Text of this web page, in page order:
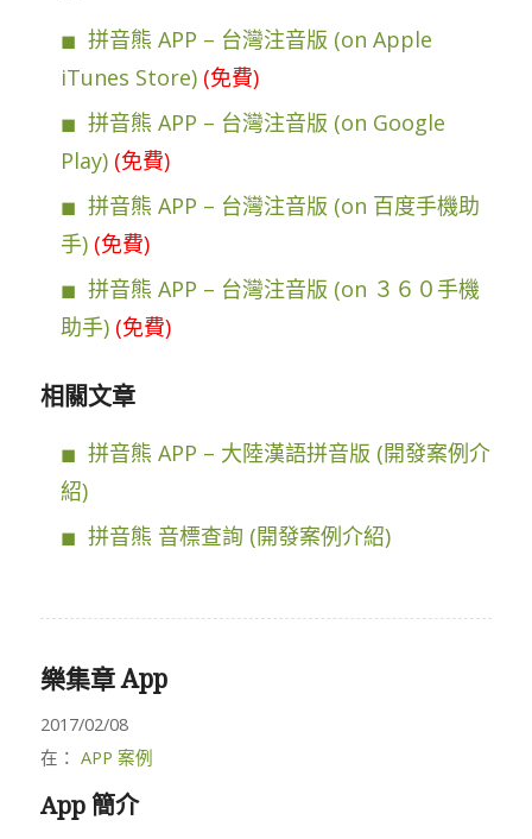
拼音熊 APP – 台灣注音版 (on Apple
iTunes Store) (免費)
拼音熊 APP – 台灣注音版 (on Google
Play) (免費)
拼音熊 APP – 台灣注音版 (on 百度手機助
手) (免費)
拼音熊 APP – 台灣注音版 (on ３６０手機
助手) (免費)
相關文章
拼音熊 APP – 大陸漢語拼音版 (開發案例介
紹)
拼音熊 音標查詢 (開發案例介紹)
樂集章 App
2017/02/08
在： APP 案例
App 簡介